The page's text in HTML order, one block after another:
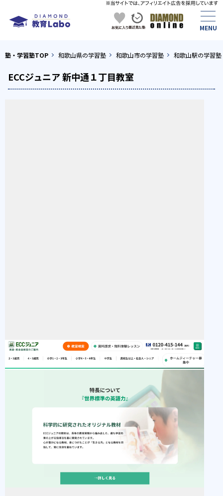
塾・学習塾TOP 和歌山県の学習塾 和歌山市の学習塾 和歌山駅の学習塾
ECCジュニア 新中通１丁目教室